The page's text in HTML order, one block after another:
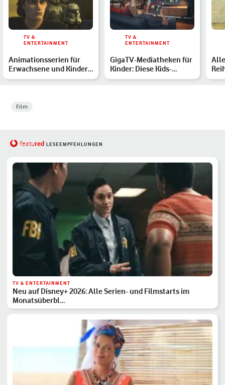
TV &
ENTERTAINMENT
Animationsserien für
Erwachsene und Kinder:
Diese 7 Shows begeist…
TV &
ENTERTAINMENT
GigaTV-Mediatheken für
Kinder: Diese Kids-
Inhalte bekommst Du
Film
featured LESEEMPFEHLUNGEN
TV & ENTERTAINMENT
Neu auf Disney+ 2026: Alle Serien- und Filmstarts im
Monatsüberbl…